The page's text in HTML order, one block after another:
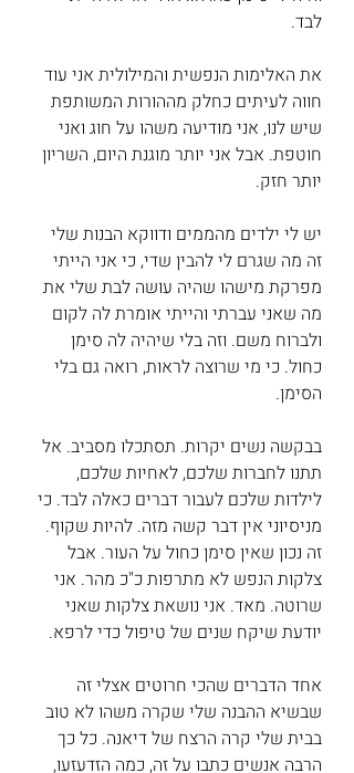
לבד.
את האלימות הנפשית והמילולית אני עוד
חווה לעיתים כחלק מההורות המשותפת
שיש לנו, אני מודיעה משהו על חוג ואני
חוטפת. אבל אני יותר מוגנת היום, השריון
יותר חזק.
יש לי ילדים מהממים ודווקא הבנות שלי
זה מה שגרם לי להבין שדי, כי אני הייתי
מפרקת מישהו שהיה עושה לבת שלי את
מה שאני עברתי והייתי אומרת לה לקום
ולברוח משם. וזה בלי שיהיה לה סימן
כחול. כי מי שרוצה לראות, רואה גם בלי
הסימן.
בבקשה נשים יקרות. תסתכלו מסביב. אל
תתנו לחברות שלכם, לאחיות שלכם,
לילדות שלכם לעבור דברים כאלה לבד. כי
מניסיוני אין דבר קשה מזה. להיות שקוף.
זה נכון שאין סימן כחול על העור. אבל
צלקות הנפש לא מתרפות כ"כ מהר. אני
שרוטה. מאד. אני נושאת צלקות שאני
יודעת שיקח שנים של טיפול כדי לרפא.
אחד הדברים שהכי חרוטים אצלי זה
שבשיא ההבנה שלי שקרה משהו לא טוב
בבית שלי קרה הרצח של דיאנה. כל כך
הרבה אנשים כתבו על זה, כמה הזדעזעו,